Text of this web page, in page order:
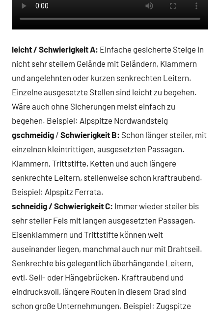
leicht / Schwierigkeit A: Einfache gesicherte Steige in
nicht sehr steilem Gelände mit Geländern, Klammern
und angelehnten oder kurzen senkrechten Leitern.
Einzelne ausgesetzte Stellen sind leicht zu begehen.
Wäre auch ohne Sicherungen meist einfach zu
begehen. Beispiel: Alpspitze Nordwandsteig
gschmeidig / Schwierigkeit B: Schon länger steiler, mit
einzelnen kleintrittigen, ausgesetzten Passagen.
Klammern, Trittstifte, Ketten und auch längere
senkrechte Leitern, stellenweise schon kraftraubend.
Beispiel: Alpspitz Ferrata.
schneidig / Schwierigkeit C: Immer wieder steiler bis
sehr steiler Fels mit langen ausgesetzten Passagen.
Eisenklammern und Trittstifte können weit
auseinander liegen, manchmal auch nur mit Drahtseil.
Senkrechte bis gelegentlich überhängende Leitern,
evtl. Seil- oder Hängebrücken. Kraftraubend und
eindrucksvoll, längere Routen in diesem Grad sind
schon große Unternehmungen. Beispiel: Zugspitze